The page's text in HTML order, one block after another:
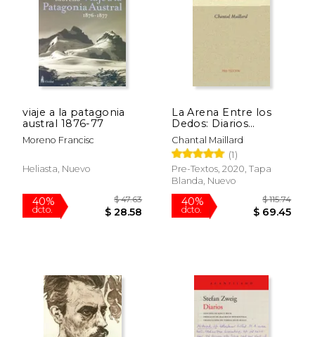
50%
dcto. $ 23.70
40%
dcto. $
viaje a la patagonia
austral 1876-77
Moreno Francisc
Heliasta, Nuevo
La Arena Entre los
Dedos: Diarios
Reunidos
Chantal Maillard
(1)
Pre-Textos, 2020, Tapa
Blanda, Nuevo